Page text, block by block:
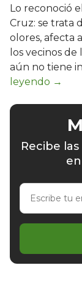
Lo reconoció
Cruz: se trata
olores, afecta
los vecinos
aún no tiene
Recibe
Escribe
email